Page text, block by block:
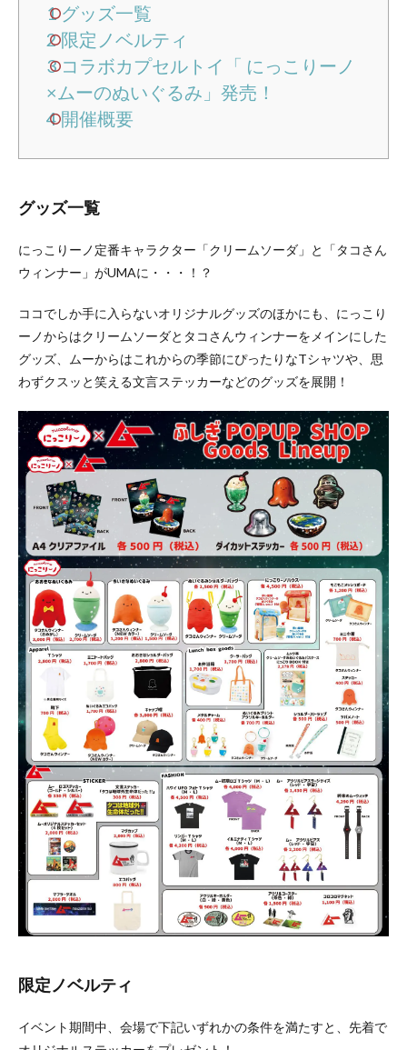
1グッズ一覧
2限定ノベルティ
3コラボカプセルトイ「 にっこりーノ
×ムーのぬいぐるみ」発売！
4開催概要
グッズ一覧
にっこりーノ定番キャラクター「クリームソーダ」と「タコさん
ウィンナー」がUMAに・・・！？
ココでしか手に入らないオリジナルグッズのほかにも、にっこり
ーノからはクリームソーダとタコさんウィンナーをメインにした
グッズ、ムーからはこれからの季節にぴったりなTシャツや、思
わずクスッと笑える文言ステッカーなどのグッズを展開！
限定ノベルティ
イベント期間中、会場で下記いずれかの条件を満たすと、先着で